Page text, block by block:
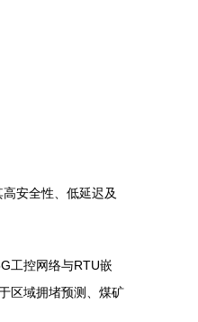
安全性、低延迟及
工控网络与RTU嵌
区域拥堵预测、煤矿